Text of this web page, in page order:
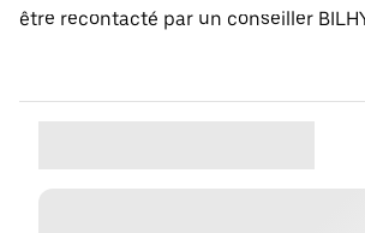
être recontacté par un conseiller